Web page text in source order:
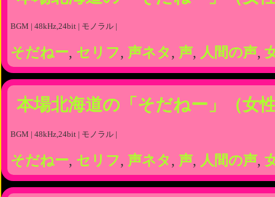
BGM | 48kHz,24bit | モノラル |
そだねー, セリフ, 声ネタ , 声, 人間の声,
本場北海道の「そだねー」（女
BGM | 48kHz,24bit | モノラル |
そだねー, セリフ, 声ネタ , 声, 人間の声,